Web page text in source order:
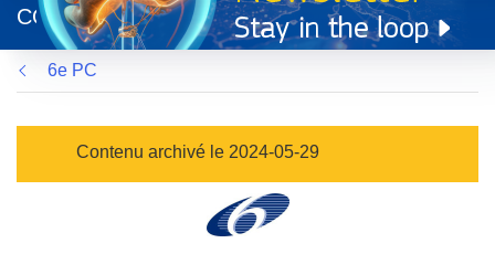
une
nouvelle
fenêtre)
CORDIS
6e PC
Contenu archivé le 2024-05-29